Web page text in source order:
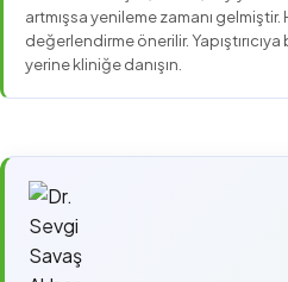
artmışsa yenileme zamanı gelmiştir.
değerlendirme önerilir. Yapıştırıcıya
yerine kliniğe danışın.